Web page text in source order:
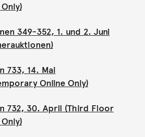
349-352, 1. und 2. Juni
733, 14. Mai
Online Only)
732, 30. April (Third Floor